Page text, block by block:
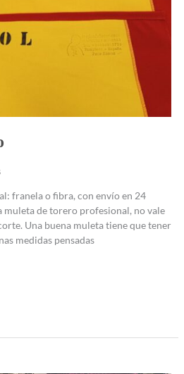
franela o fibra, con envío en 24
muleta de torero profesional, no vale
Una buena muleta tiene que tener
medidas pensadas